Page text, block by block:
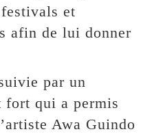
et
afin de lui donner
par un
fort qui a permis
Awa Guindo